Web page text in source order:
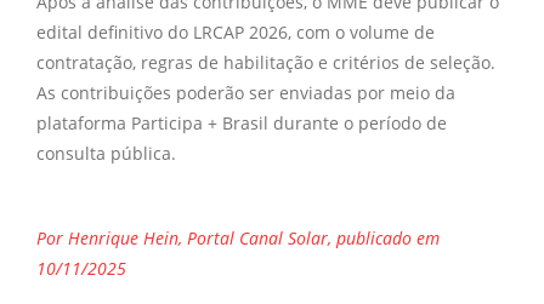
edital definitivo do LRCAP 2026, com o volume de
contratação, regras de habilitação e critérios de seleção.
As contribuições poderão ser enviadas por meio da
plataforma Participa + Brasil durante o período de
consulta pública.
Por Henrique Hein, Portal Canal Solar, publicado em
10/11/2025